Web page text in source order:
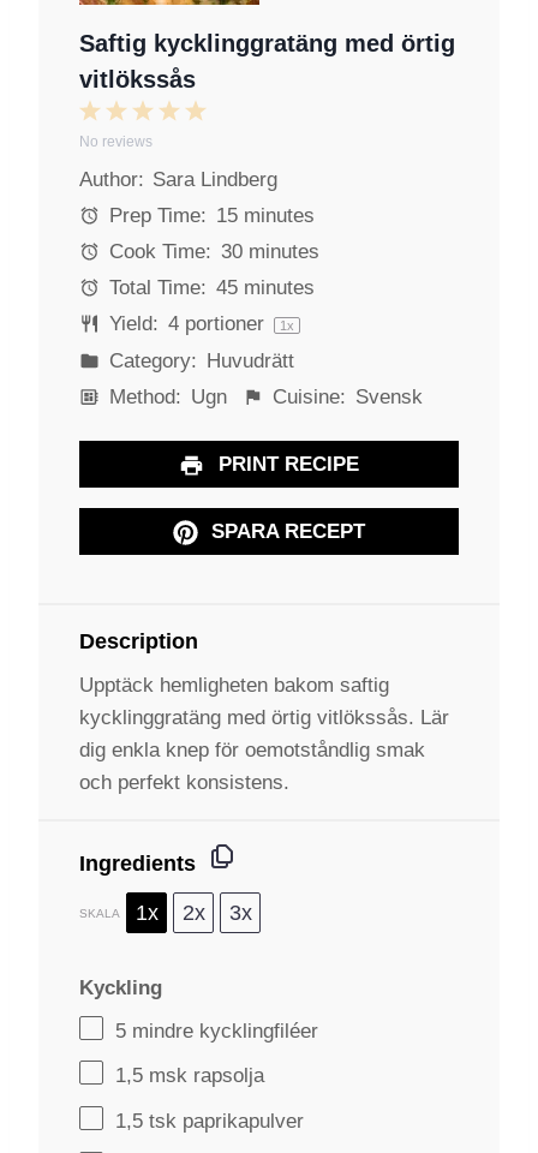
Saftig kycklinggratäng med örtig
vitlökssås
5
t
r
4
t
a
r
s
3
t
a
r
s
2
S
t
a
r
s
1
S
t
a
No reviews
Author: Sara Lindberg
Prep Time: 15 minutes
Cook Time: 30 minutes
Total Time: 45 minutes
Yield: 4portioner 1x
Category: Huvudrätt
Method: Ugn Cuisine: Svensk
PRINT RECIPE
SPARA RECEPT
Description
Upptäck hemligheten bakom saftig
kycklinggratäng med örtig vitlökssås. Lär
dig enkla knep för oemotståndlig smak
och perfekt konsistens.
Ingredients
SKALA 1x 2x 3x
Kyckling
5 mindre kycklingfiléer
1,5 msk rapsolja
1,5 tsk paprikapulver